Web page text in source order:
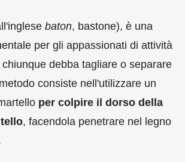
baton, bastone), è una
per gli appassionati di attività
debba tagliare o separare
consiste nell'utilizzare un
per colpire il dorso della
, facendola penetrare nel legno